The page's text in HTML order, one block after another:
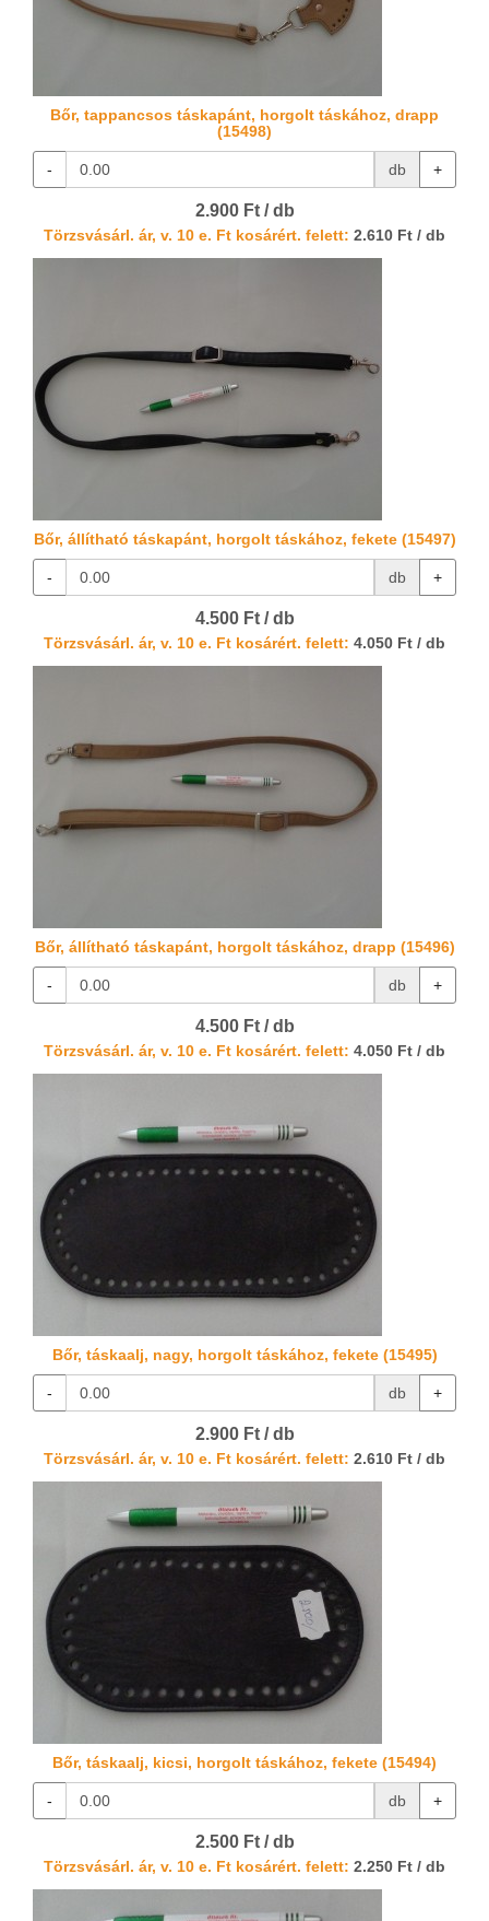
Bőr, tappancsos táskapánt, horgolt táskához, drapp
(15498)
- db +
2.900 Ft / db
Törzsvásárl. ár, v. 10 e. Ft kosárért. felett: 2.610 Ft / db
Bőr, állítható táskapánt, horgolt táskához, fekete (15497)
- db +
4.500 Ft / db
Törzsvásárl. ár, v. 10 e. Ft kosárért. felett: 4.050 Ft / db
Bőr, állítható táskapánt, horgolt táskához, drapp (15496)
- db +
4.500 Ft / db
Törzsvásárl. ár, v. 10 e. Ft kosárért. felett: 4.050 Ft / db
Bőr, táskaalj, nagy, horgolt táskához, fekete (15495)
- db +
2.900 Ft / db
Törzsvásárl. ár, v. 10 e. Ft kosárért. felett: 2.610 Ft / db
Bőr, táskaalj, kicsi, horgolt táskához, fekete (15494)
- db +
2.500 Ft / db
Törzsvásárl. ár, v. 10 e. Ft kosárért. felett: 2.250 Ft / db